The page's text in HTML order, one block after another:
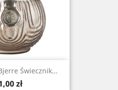
Świecznik...
zł